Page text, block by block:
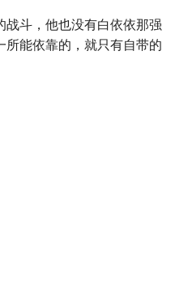
斗，他也没有白依依那强
所能依靠的，就只有自带的